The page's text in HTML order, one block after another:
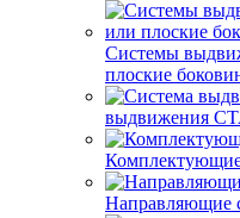
Системы
плоские
выдвижения
Направляющие